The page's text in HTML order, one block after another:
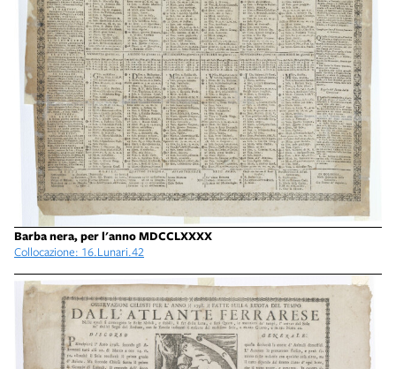
Barba nera, per l'anno MDCCLXXXX
Collocazione: 16.Lunari.42